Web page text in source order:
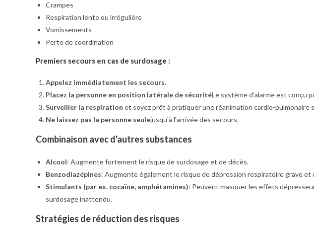
Crampes
Respiration lente ou irrégulière
Vomissements
Perte de coordination
Premiers secours en cas de surdosage :
Appelez immédiatement les secours.
Placez la personne en position latérale de sécuritéLe système d'alarme est conçu
Surveiller la respiration et soyez prêt à pratiquer une réanimation cardio-pulmonaire
Ne laissez pas la personne seulejusqu'à l'arrivée des secours.
Combinaison avec d'autres substances
Alcool: Augmente fortement le risque de surdosage et de décès.
Benzodiazépines: Augmente également le risque de dépression respiratoire grave et
Stimulants (par ex. cocaïne, amphétamines): Peuvent masquer les effets
surdosage inattendu.
Stratégies de réduction des risques